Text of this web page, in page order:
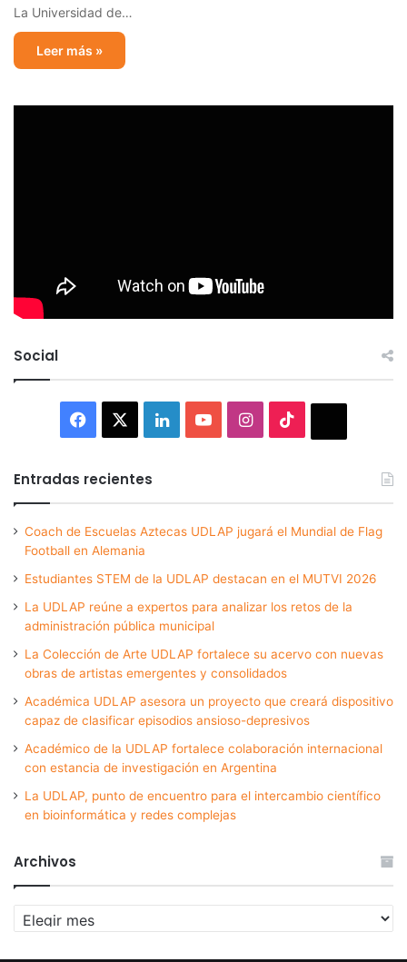
La Universidad de…
Leer más »
Social
Facebook LinkedInYouTubeInstagram
Entradas recientes
Coach de Escuelas Aztecas UDLAP jugará el Mundial de Flag
Football en Alemania
Estudiantes STEM de la UDLAP destacan en el MUTVI 2026
La UDLAP reúne a expertos para analizar los retos de la
administración pública municipal
La Colección de Arte UDLAP fortalece su acervo con nuevas
obras de artistas emergentes y consolidados
Académica UDLAP asesora un proyecto que creará dispositivo
capaz de clasificar episodios ansioso-depresivos
Académico de la UDLAP fortalece colaboración internacional
con estancia de investigación en Argentina
La UDLAP, punto de encuentro para el intercambio científico
en bioinformática y redes complejas
Archivos
Archivos